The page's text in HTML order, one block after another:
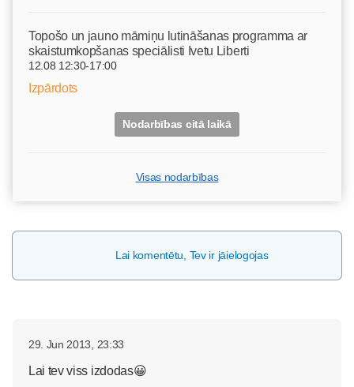
Topošo un jauno māmiņu lutināšanas programma ar
skaistumkopšanas speciālisti Ivetu Liberti
12.08 12:30-17:00
Izpārdots
Nodarbības citā laikā
Visas nodarbības
Lai komentētu, Tev ir jāielogojas
29. Jun 2013, 23:33
Lai tev viss izdodas😀